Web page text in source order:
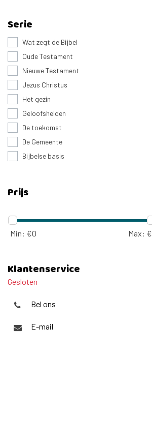
Serie
Wat zegt de Bijbel
Oude Testament
Nieuwe Testament
Jezus Christus
Het gezin
Geloofshelden
De toekomst
De Gemeente
Bijbelse basis
Prijs
Min: €0 Max: €
Klantenservice
Gesloten
Bel ons
E-mail